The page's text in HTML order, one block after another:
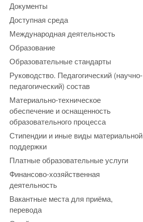
Документы
Доступная среда
Международная деятельность
Образование
Образовательные стандарты
Руководство. Педагогический (научно-
педагогический) состав
Материально-техническое
обеспечение и оснащенность
образовательного процесса
Стипендии и иные виды материальной
поддержки
Платные образовательные услуги
Финансово-хозяйственная
деятельность
Вакантные места для приёма,
перевода